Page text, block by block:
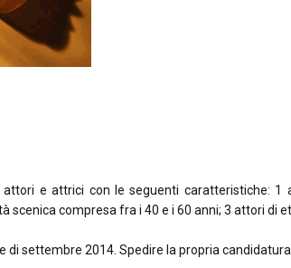
attori e attrici con le seguenti caratteristiche:
scenica compresa fra i 40 e i 60 anni; 3 attori di
di settembre 2014. Spedire la propria